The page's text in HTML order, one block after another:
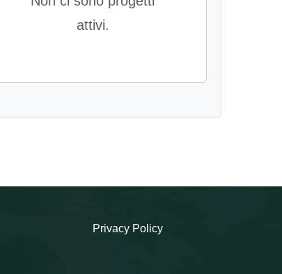
attivi.
Privacy Policy